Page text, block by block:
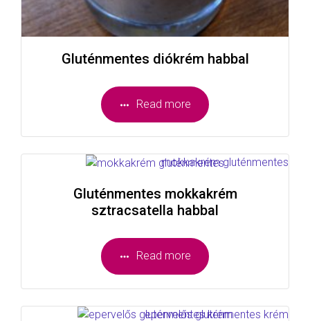
Gluténmentes diókrém habbal
Read more
Gluténmentes mokkakrém
sztracsatella habbal
Read more